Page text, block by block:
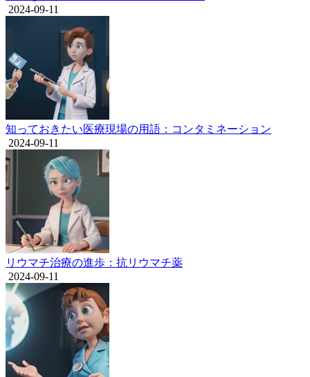
2024-09-11
知っておきたい医療現場の用語：コンタミネーション
2024-09-11
リウマチ治療の進歩：抗リウマチ薬
2024-09-11